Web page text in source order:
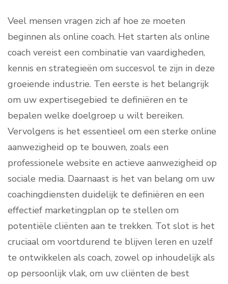
Veel mensen vragen zich af hoe ze moeten
beginnen als online coach. Het starten als online
coach vereist een combinatie van vaardigheden,
kennis en strategieën om succesvol te zijn in deze
groeiende industrie. Ten eerste is het belangrijk
om uw expertisegebied te definiëren en te
bepalen welke doelgroep u wilt bereiken.
Vervolgens is het essentieel om een sterke online
aanwezigheid op te bouwen, zoals een
professionele website en actieve aanwezigheid op
sociale media. Daarnaast is het van belang om uw
coachingdiensten duidelijk te definiëren en een
effectief marketingplan op te stellen om
potentiële cliënten aan te trekken. Tot slot is het
cruciaal om voortdurend te blijven leren en uzelf
te ontwikkelen als coach, zowel op inhoudelijk als
op persoonlijk vlak, om uw cliënten de best